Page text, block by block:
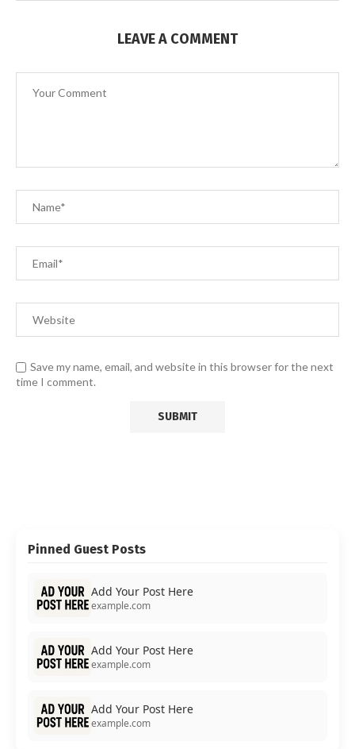
LEAVE A COMMENT
Save my name, email, and website in this browser for the next
time I comment.
Pinned Guest Posts
Add Your Post Here
example.com
Add Your Post Here
example.com
Add Your Post Here
example.com